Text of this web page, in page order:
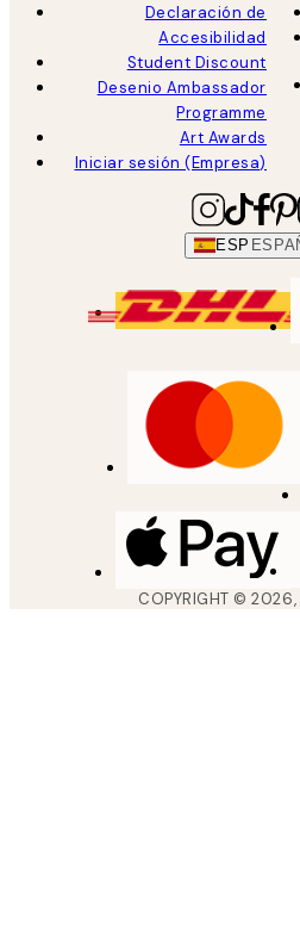
Declaración de
Accesibilidad
Student Discount
Desenio Ambassador
Programme
Art Awards
Iniciar sesión (Empresa)
ESP
COPYRIGHT ©2026,